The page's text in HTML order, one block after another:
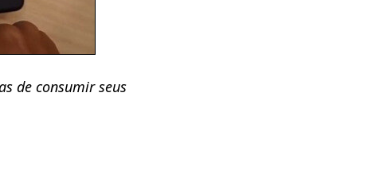
de consumir seus